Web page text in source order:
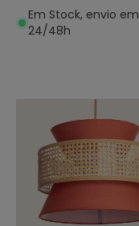
Em Stock, envio em
24/48h